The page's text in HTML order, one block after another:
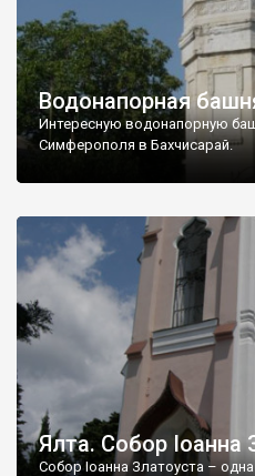
Водонапорная
Интересную водонапорную
Симферополя в Бахчисарай.
Ялта. Собор Іоанна
Собор Іоанна Златоуста –